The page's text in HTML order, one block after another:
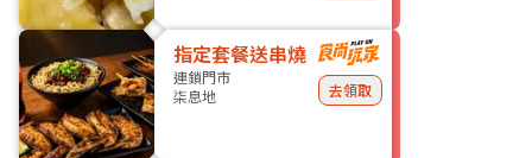
指定套餐送串燒
連鎖門市
柒息地
去領取